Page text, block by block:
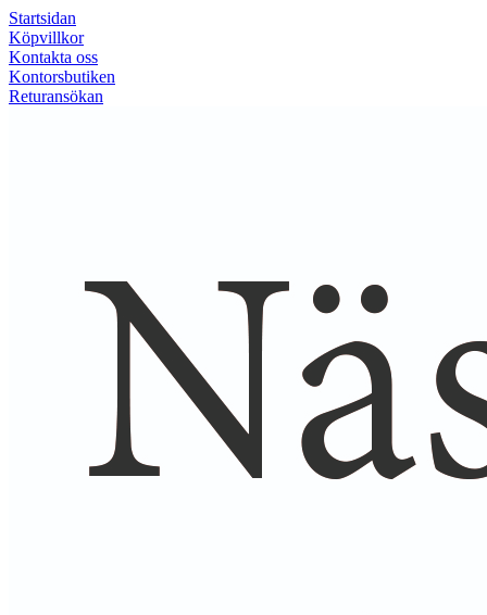
Startsidan
Köpvillkor
Kontakta oss
Kontorsbutiken
Returansökan